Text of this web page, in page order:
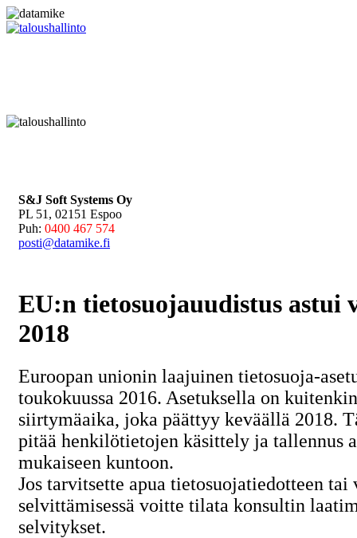
S&J Soft Systems Oy
PL 51, 02151 Espoo
Puh: 0400 467 574
posti@datamike.fi
EU:n tietosuojauudistus astui
2018
Euroopan unionin laajuinen tietosuoja-
toukokuussa 2016. Asetuksella on
siirtymäaika, joka päättyy keväällä 2018.
pitää henkilötietojen käsittely ja tallennus
mukaiseen kuntoon.
Jos tarvitsette apua tietosuojatiedotteen tai
selvittämisessä voitte tilata konsultin
selvitykset.